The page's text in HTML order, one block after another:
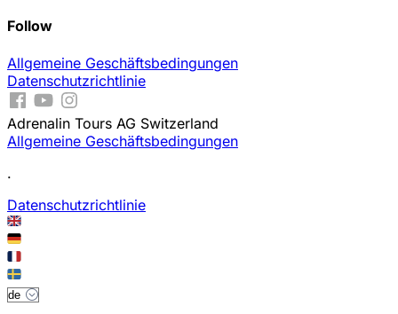
Follow
Allgemeine Geschäftsbedingungen
Datenschutzrichtlinie
Adrenalin Tours AG Switzerland
Allgemeine Geschäftsbedingungen
.
Datenschutzrichtlinie